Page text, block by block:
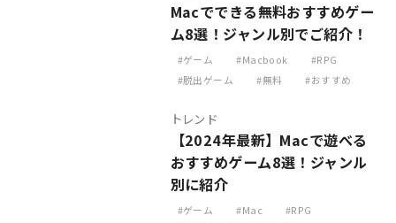
Macでできる無料おすすめゲー
ム8選！ジャンル別でご紹介！
ゲーム Macbook
RPG
脱出ゲーム
無料 おすすめ
トレンド
【2024年最新】Macで遊べる
おすすめゲーム8選！ジャンル
別に紹介
ゲーム Mac
RPG